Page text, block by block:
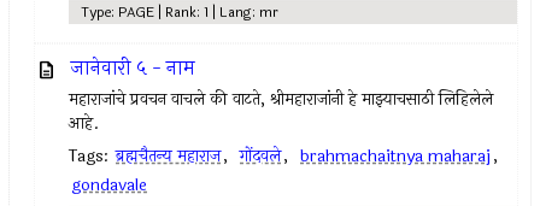
Type: PAGE | Rank: 1 | Lang: mr
जानेवारी ५ - नाम
महाराजांचे प्रवचन वाचले की वाटते, श्रीमहाराजांनी हे माझ्याचसाठी लिहिलेले
आहे.
Tags: ब्रह्मचैतन्य महाराज, गोंदवले, brahmachaitnya maharaj,
gondavale